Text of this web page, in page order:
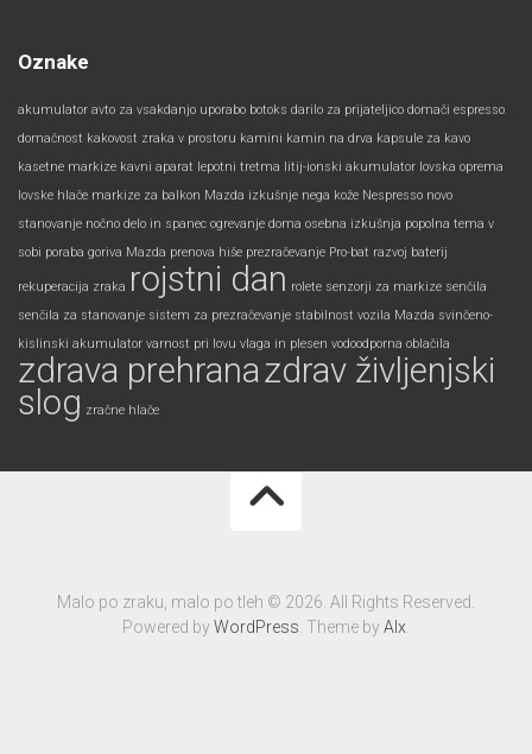
Oznake
akumulator avto za vsakdanjo uporabo botoks darilo za prijateljico domači espresso
domačnost kakovost zraka v prostoru kamini kamin na drva kapsule za kavo
kasetne markize kavni aparat lepotni tretma litij-ionski akumulator lovska oprema
lovske hlače markize za balkon Mazda izkušnje nega kože Nespresso novo
stanovanje nočno delo in spanec ogrevanje doma osebna izkušnja popolna tema v
sobi poraba goriva Mazda prenova hiše prezračevanje Pro-bat razvoj baterij
rekuperacija zraka rojstni dan rolete senzorji za markize senčila
senčila za stanovanje sistem za prezračevanje stabilnost vozila Mazda svinčeno-
kislinski akumulator varnost pri lovu vlaga in plesen vodoodporna oblačila
zdrava prehranazdrav življenjski
slog zračne hlače
Malo po zraku, malo po tleh © 2026. All Rights Reserved.
Powered byWordPress. Theme byAlx.